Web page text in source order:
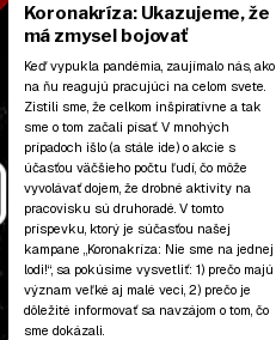
Koronakríza: Ukazujeme, že
má zmysel bojovať
Keď vypukla pandémia, zaujímalo nás, ako
na ňu reagujú pracujúci na celom svete.
Zistili sme, že celkom inšpiratívne a tak
sme o tom začali písať. V mnohých
prípadoch išlo (a stále ide) o akcie s
účasťou väčšieho počtu ľudí, čo môže
vyvolávať dojem, že drobné aktivity na
pracovisku sú druhoradé. V tomto
príspevku, ktorý je súčasťou našej
kampane „Koronakríza: Nie sme na jednej
lodi!“, sa pokúsime vysvetliť: 1) prečo majú
význam veľké aj malé veci, 2) prečo je
dôležité informovať sa navzájom o tom, čo
sme dokázali.